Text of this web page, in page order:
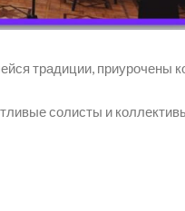
традиции, приурочены
солисты и